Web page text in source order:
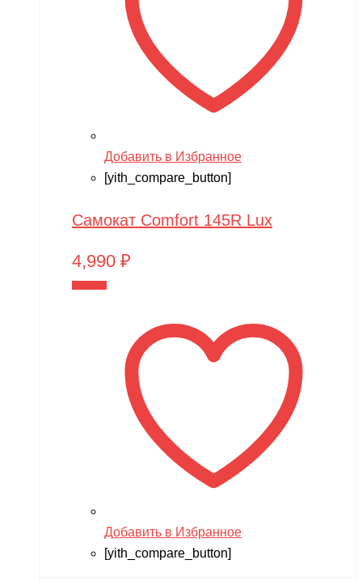
Добавить в Избранное
[yith_compare_button]
Самокат Comfort 145R Lux
4,990 ₽
Добавить в Избранное
[yith_compare_button]